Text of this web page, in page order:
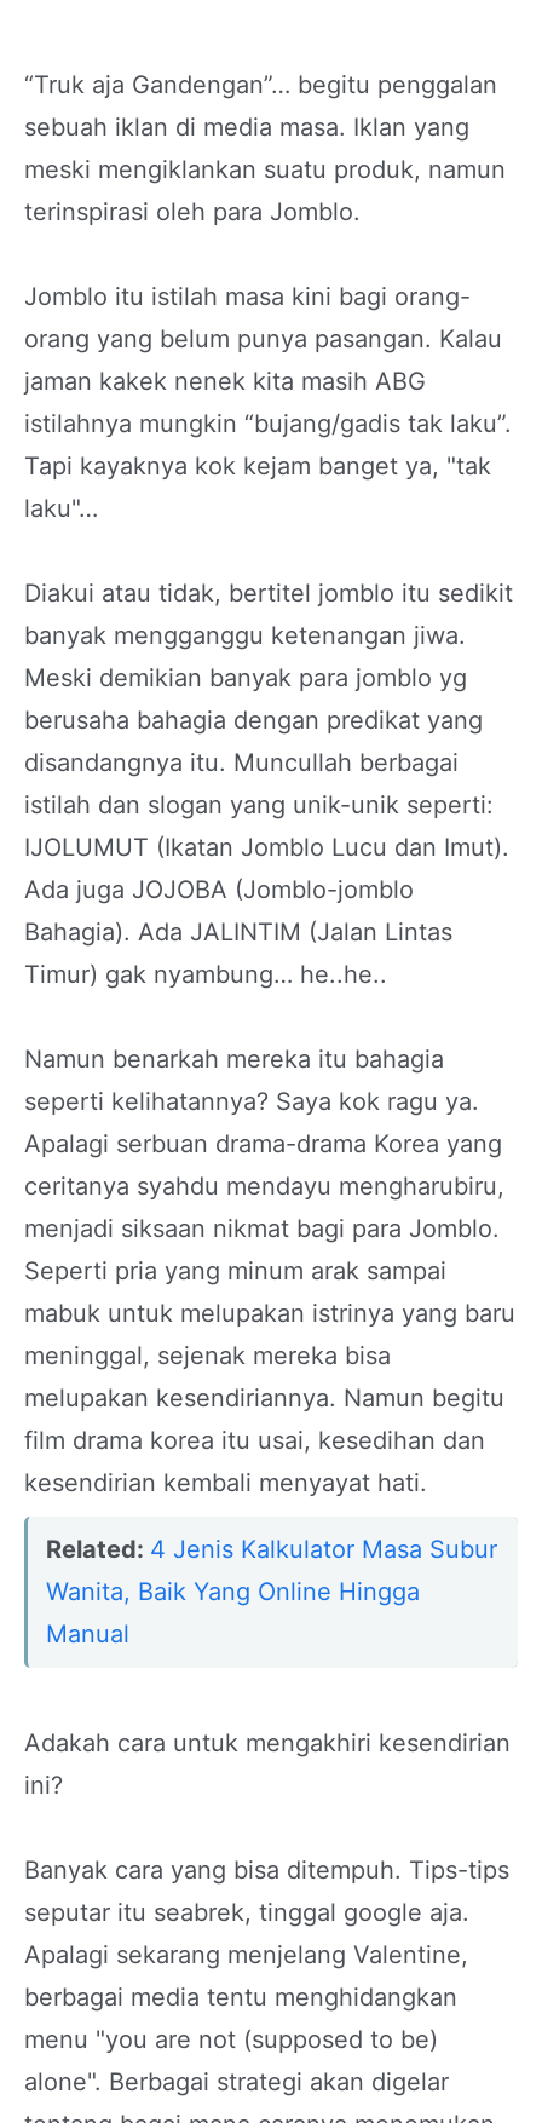
“Truk aja Gandengan”… begitu penggalan
sebuah iklan di media masa. Iklan yang
meski mengiklankan suatu produk, namun
terinspirasi oleh para Jomblo.
Jomblo itu istilah masa kini bagi orang-
orang yang belum punya pasangan. Kalau
jaman kakek nenek kita masih ABG
istilahnya mungkin “bujang/gadis tak laku”.
Tapi kayaknya kok kejam banget ya, "tak
laku"…
Diakui atau tidak, bertitel jomblo itu sedikit
banyak mengganggu ketenangan jiwa.
Meski demikian banyak para jomblo yg
berusaha bahagia dengan predikat yang
disandangnya itu. Muncullah berbagai
istilah dan slogan yang unik-unik seperti:
IJOLUMUT (Ikatan Jomblo Lucu dan Imut).
Ada juga JOJOBA (Jomblo-jomblo
Bahagia). Ada JALINTIM (Jalan Lintas
Timur) gak nyambung… he..he..
Namun benarkah mereka itu bahagia
seperti kelihatannya? Saya kok ragu ya.
Apalagi serbuan drama-drama Korea yang
ceritanya syahdu mendayu mengharubiru,
menjadi siksaan nikmat bagi para Jomblo.
Seperti pria yang minum arak sampai
mabuk untuk melupakan istrinya yang baru
meninggal, sejenak mereka bisa
melupakan kesendiriannya. Namun begitu
film drama korea itu usai, kesedihan dan
kesendirian kembali menyayat hati.
Related: 4 Jenis Kalkulator Masa Subur
Wanita, Baik Yang Online Hingga
Manual
Adakah cara untuk mengakhiri kesendirian
ini?
Banyak cara yang bisa ditempuh. Tips-tips
seputar itu seabrek, tinggal google aja.
Apalagi sekarang menjelang Valentine,
berbagai media tentu menghidangkan
menu "you are not (supposed to be)
alone". Berbagai strategi akan digelar